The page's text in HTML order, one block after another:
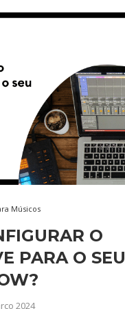
Músicos
O
PARA O
2024